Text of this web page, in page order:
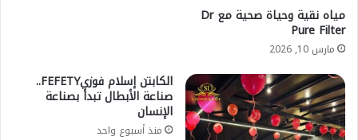
مياه نقية وحياة صحية مع Dr
Pure Filter
مارس 10, 2026
الكابتن إسلام فوزيFEFETY..
صناعة الأبطال تبدأ بصناعة
الإنسان
منذ أسبوع واحد